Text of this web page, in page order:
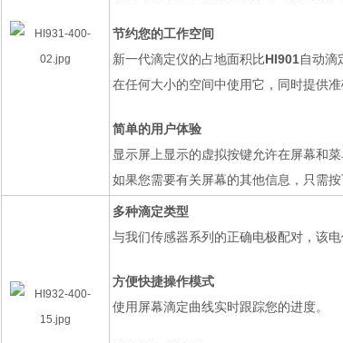
节约您的工作空间
新一代滴定仪的占地面积比HI901自动滴
在任何大小的空间中使用它，同时提供准
简单的用户体验
显示屏上显示的虚拟按键允许在屏幕和
如果您需要有关屏幕的其他信息，只需按
多种滴定类型
与我们传感器系列的正确电极配对，该
方便快捷操作模式
使用屏幕滴定曲线实时跟踪您的进度。